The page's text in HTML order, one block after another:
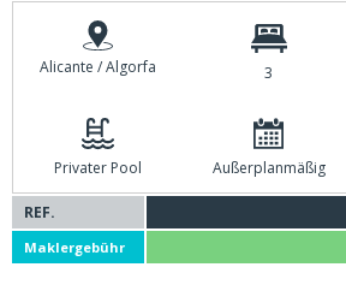
Alicante / Algorfa 3
Privater Pool Außerplanmäßig
REF.
Maklergebühr